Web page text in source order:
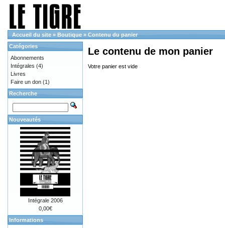
Accueil du site » Boutique » Contenu du panier
Le contenu de mon panier
Votre panier est vide
Catégories
Abonnements
Intégrales (4)
Livres
Faire un don (1)
Recherche
Nouveautés
Intégrale 2006
0,00€
Informations